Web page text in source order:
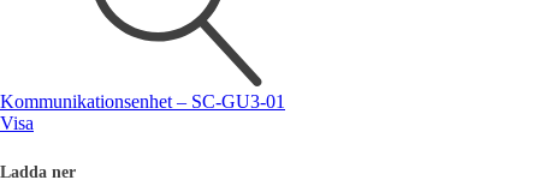
Mätning
Mätskalor
Kommunikationsenhet – SC-GU3-01
Visa
Ladda ner